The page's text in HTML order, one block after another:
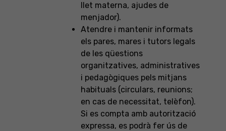
llet materna, ajudes de
menjador).
Atendre i mantenir informats
els pares, mares i tutors legals
de les qüestions
organitzatives, administratives
i pedagògiques pels mitjans
habituals (circulars, reunions;
en cas de necessitat, telèfon).
Si es compta amb autorització
expressa, es podrà fer ús de